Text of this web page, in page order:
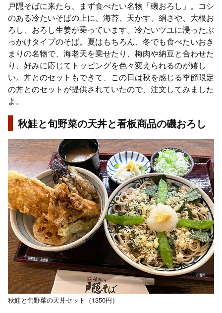
戸隠そばに来たら、まず食べたい名物「磯おろし」。コシ
のある冷たいそばの上に、海苔、天かす、絹さや、大根お
ろし、おろし生姜が乗っています。冷たいツユに浸ったぶ
っかけタイプのそば。夏はもちろん、冬でも食べたいおき
まりの名物で、海老天を乗せたり、梅肉や納豆と合わせた
り、好みに応じてトッピングを色々変えられるのが嬉し
い。丼とのセットもできて、この日は秋を感じる季節限定
の丼とのセットが提供されていたので、注文してみました
よ。
秋鮭と旬野菜の天丼と看板商品の磯おろし
秋鮭と旬野菜の天丼セット（1350円）